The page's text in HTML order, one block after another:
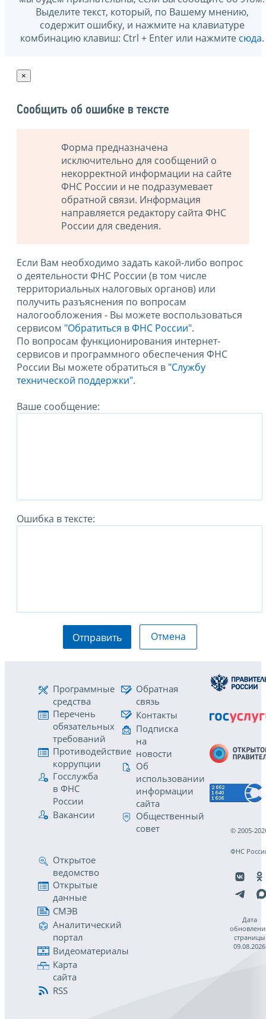
Выделите текст, который, по Вашему мнению,
содержит ошибку, и нажмите на клавиатуре
комбинацию клавиш: Ctrl + Enter или нажмите сюда.
×
Сообщить об ошибке в тексте
Форма предназначена
исключительно для сообщений о
некорректной информации на сайте
ФНС России и не подразумевает
обратной связи. Информация
направляется редактору сайта ФНС
России для сведения.
Если Вам необходимо задать какой-либо вопрос
о деятельности ФНС России (в том числе
территориальных налоговых органов) или
получить разъяснения по вопросам
налогообложения - Вы можете воспользоваться
сервисом "Обратиться в ФНС России".
По вопросам функционирования интернет-
сервисов и программного обеспечения ФНС
России Вы можете обратиться в "Службу
технической поддержки".
Ваше сообщение:
Ошибка в тексте:
Отправить Отмена
Программные
средства
Перечень
обязательных
требований
Противодействие
коррупции
Госслужба
в ФНС
России
Вакансии
Обратная
связь
Контакты
Подписка
на
новости
Об
использовании
информации
сайта
Общественный
совет
Открытое
ведомство
Открытые
данные
СМЭВ
Аналитический
портал
Видеоматериалы
Карта
сайта
RSS
© 2005-
ФНС
Дата
страницы
09.08.2026